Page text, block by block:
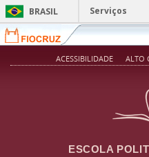
Pular para o conteúdo principal
BRASIL
Serviços
ACESSIBILIDADE ALTO
ESCOLA